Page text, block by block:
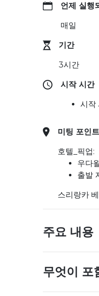
언제 실행
매일
기간
3시간
시작 시간
시작
미팅 포인트
호텔_픽업:
우다
출발
스리랑카
주요 내용
무엇이 포